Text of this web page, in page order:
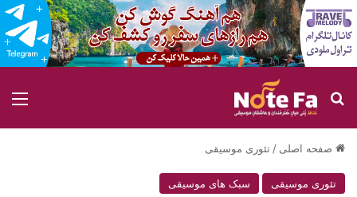
جستجو برای
صفحه اصلی / تئوری موسیقی
تئوری موسیقی سبک های موسیقی